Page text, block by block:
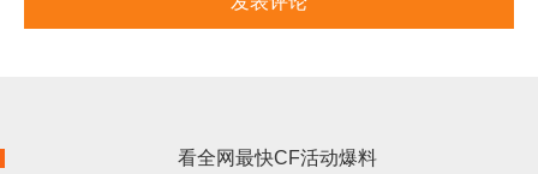
看全网最快CF活动爆料